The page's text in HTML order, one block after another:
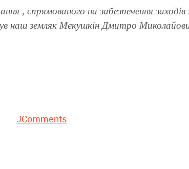
, спрямованого на забезпечення заходів
наш земляк Мєкушкін Дмитро
JComments